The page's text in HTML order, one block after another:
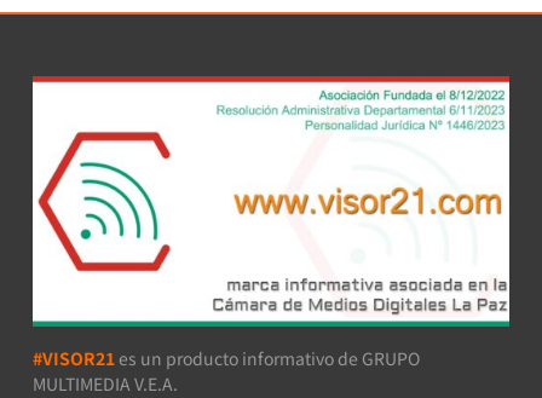
#VISOR21 es un producto informativo de GRUPO
MULTIMEDIA V.E.A.